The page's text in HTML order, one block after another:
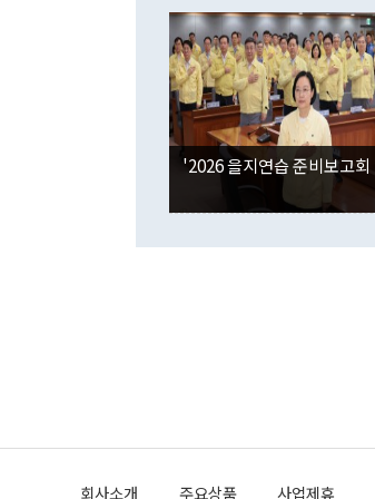
'2026 을지연습 준비보고회
회사소개 주요상품 사업제휴